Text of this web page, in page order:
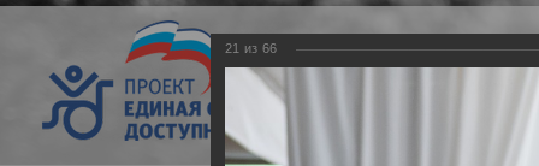
21 из 66